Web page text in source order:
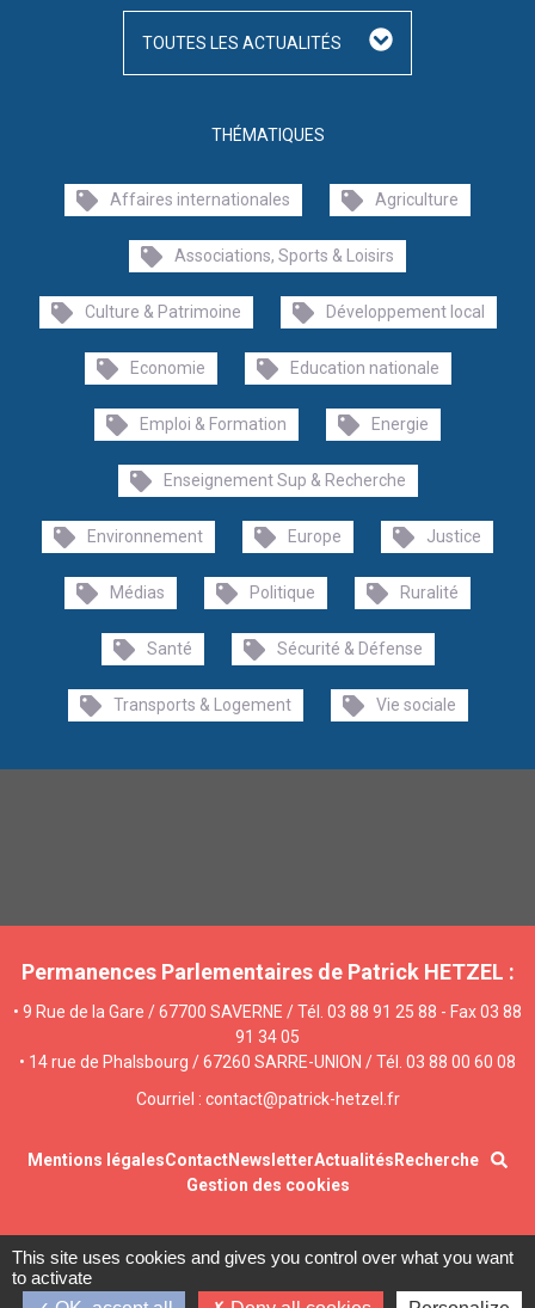
THÉMATIQUES
Affaires internationales Agriculture
Associations, Sports & Loisirs
Culture & Patrimoine Développement local
Economie Education nationale
Emploi & Formation Energie
Enseignement Sup & Recherche
Environnement Europe Justice
Médias Politique Ruralité
Santé Sécurité & Défense
Transports & Logement Vie sociale
TOUTES LES ACTUALITÉS
Permanences Parlementaires de Patrick HETZEL :
• 9 Rue de la Gare / 67700 SAVERNE / Tél. 03 88 91 25 88 - Fax 03 88
91 34 05
• 14 rue de Phalsbourg / 67260 SARRE-UNION / Tél. 03 88 00 60 08
Courriel : contact@patrick-hetzel.fr
Mentions légalesContactNewsletterActualités Recherche
Gestion des cookies
This site uses cookies and gives you control over what you want
to activate